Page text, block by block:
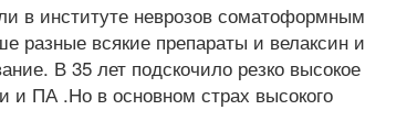
в институте неврозов соматоформным
разные всякие препараты и велаксин и
В 35 лет подскочило резко высокое
и ПА .Но в основном страх высокого